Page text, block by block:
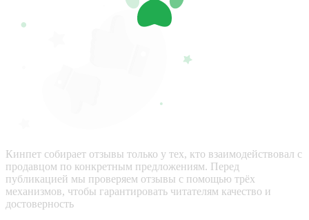
Кинпет собирает отзывы только у тех, кто взаимодействовал с
продавцом по конкретным предложениям. Перед
публикацией мы проверяем отзывы с помощью трёх
механизмов, чтобы гарантировать читателям качество и
достоверность